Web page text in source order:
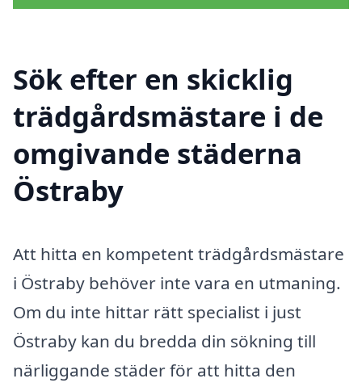
Sök efter en skicklig
trädgårdsmästare i de
omgivande städerna
Östraby
Att hitta en kompetent trädgårdsmästare
i Östraby behöver inte vara en utmaning.
Om du inte hittar rätt specialist i just
Östraby kan du bredda din sökning till
närliggande städer för att hitta den